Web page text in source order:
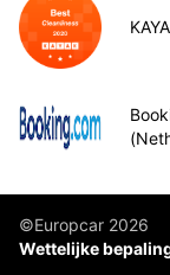
©Europcar 2026
Wettelijke